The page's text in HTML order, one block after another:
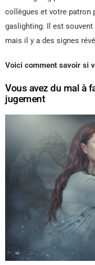
collègues et votre patron
gaslighting. Il est
mais il y a des signes
Voici comment savoir si
Vous avez du mal à
jugement